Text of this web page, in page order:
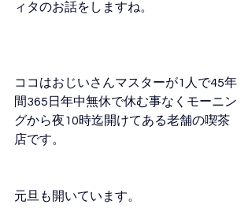
ィタのお話をしますね。
ココはおじいさんマスターが1人で45年
間365日年中無休で休む事なくモーニン
グから夜10時迄開けてある老舗の喫茶
店です。
元旦も開いています。